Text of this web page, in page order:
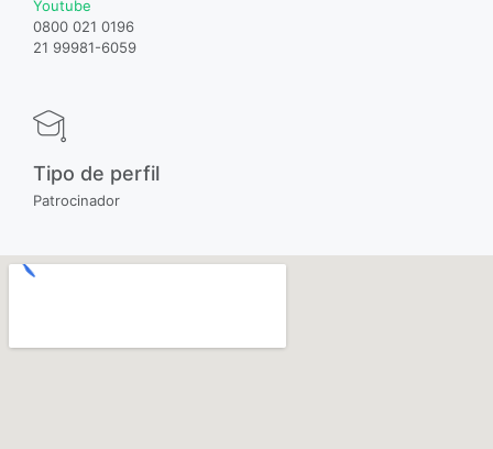
Youtube
0800 021 0196
21 99981-6059
Tipo de perfil
Patrocinador